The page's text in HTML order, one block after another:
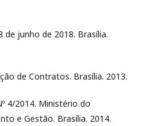
de junho de 2018. Brasília.
de Contratos. Brasília. 2013.
4/2014. Ministério do
e Gestão. Brasília. 2014.